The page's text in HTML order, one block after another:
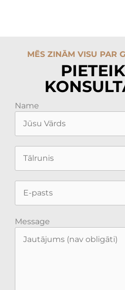
MĒS ZINĀM VISU PAR
Name
Message